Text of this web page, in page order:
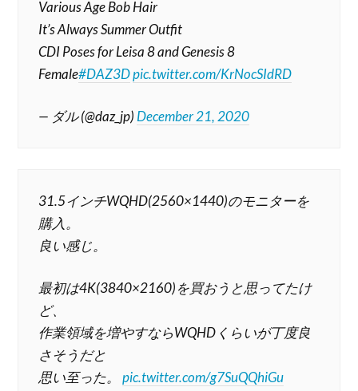
Various Age Bob Hair
It’s Always Summer Outfit
CDI Poses for Leisa 8 and Genesis 8
Female#DAZ3Dpic.twitter.com/KrNocSIdRD
— ダル (@daz_jp)December 21, 2020
31.5インチWQHD(2560×1440)のモニターを
購入。
良い感じ。
最初は4K(3840×2160)を買おうと思ってたけ
ど、
作業領域を増やすならWQHDくらいが丁度良
さそうだと
思い至った。pic.twitter.com/g7SuQQhiGu